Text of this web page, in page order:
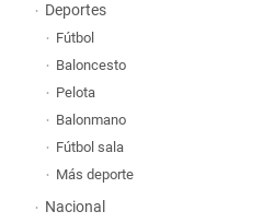
Deportes
Fútbol
Baloncesto
Pelota
Balonmano
Fútbol sala
Más deporte
Nacional